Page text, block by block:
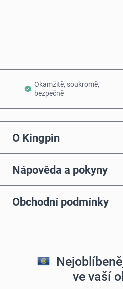
Okamžitě, soukromě,
bezpečně
O Kingpin
Nápověda a pokyny
Obchodní podmínky
ve vaší